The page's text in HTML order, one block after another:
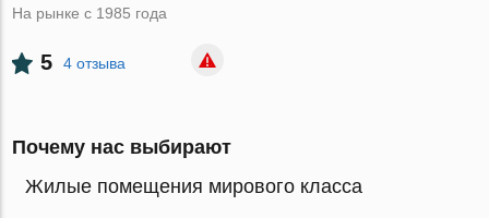
На рынке с 1985 года
5 4 отзыва
Почему нас выбирают
Жилые помещения мирового класса